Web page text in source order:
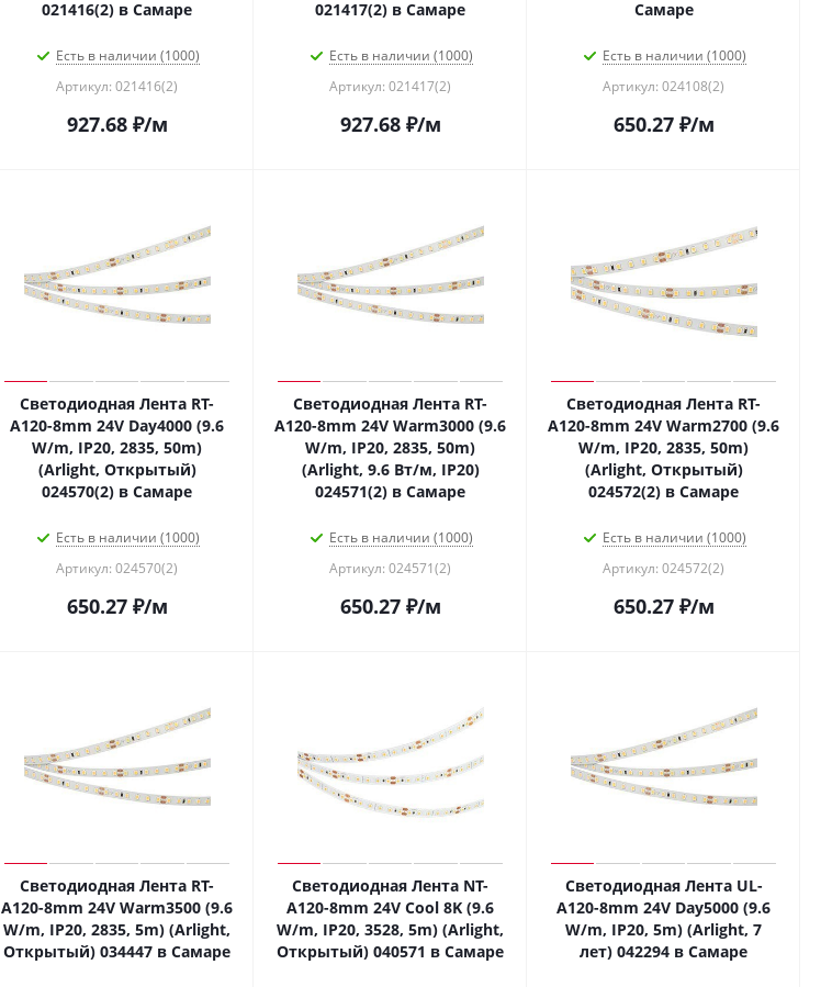
021416(2) в Самаре
Есть в наличии (1000)
Артикул: 021416(2)
927.68₽/м
021417(2) в Самаре
Есть в наличии (1000)
Артикул: 021417(2)
927.68₽/м
Самаре
Есть в наличии (1000)
Артикул: 024108(2)
650.27₽/м
Светодиодная Лента RT-
A120-8mm 24V Day4000 (9.6
W/m, IP20, 2835, 50m)
(Arlight, Открытый)
024570(2) в Самаре
Есть в наличии (1000)
Артикул: 024570(2)
650.27₽/м
Светодиодная Лента RT-
A120-8mm 24V Warm3000 (9.6
W/m, IP20, 2835, 50m)
(Arlight, 9.6 Вт/м, IP20)
024571(2) в Самаре
Есть в наличии (1000)
Артикул: 024571(2)
650.27₽/м
Светодиодная Лента RT-
A120-8mm 24V Warm2700 (9.6
W/m, IP20, 2835, 50m)
(Arlight, Открытый)
024572(2) в Самаре
Есть в наличии (1000)
Артикул: 024572(2)
650.27₽/м
Светодиодная Лента RT-
A120-8mm 24V Warm3500 (9.6
W/m, IP20, 2835, 5m) (Arlight,
Открытый) 034447 в Самаре
Светодиодная Лента NT-
A120-8mm 24V Cool 8K (9.6
W/m, IP20, 3528, 5m) (Arlight,
Открытый) 040571 в Самаре
Светодиодная Лента UL-
A120-8mm 24V Day5000 (9.6
W/m, IP20, 5m) (Arlight, 7
лет) 042294 в Самаре